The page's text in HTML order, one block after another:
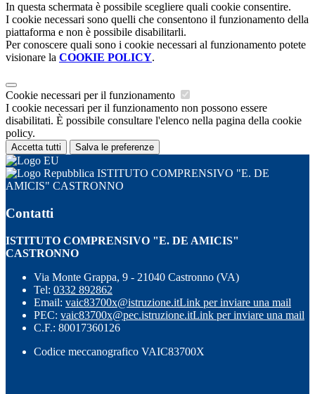
In questa schermata è possibile scegliere quali cookie consentire.
I cookie necessari sono quelli che consentono il funzionamento della
piattaforma e non è possibile disabilitarli.
Per conoscere quali sono i cookie necessari al funzionamento potete
visionare la COOKIE POLICY.
Cookie necessari per il funzionamento
I cookie necessari per il funzionamento non possono essere
disabilitati. È possibile consultare l'elenco nella pagina della cookie
policy.
Accetta tutti Salva le preferenze
ISTITUTO COMPRENSIVO "E. DE
AMICIS" CASTRONNO
Contatti
ISTITUTO COMPRENSIVO "E. DE AMICIS"
CASTRONNO
Via Monte Grappa, 9 - 21040 Castronno (VA)
Tel: 0332 892862
Email: vaic83700x@istruzione.itLink per inviare una mail
PEC: vaic83700x@pec.istruzione.itLink per inviare una mail
C.F.: 80017360126
Codice meccanografico VAIC83700X